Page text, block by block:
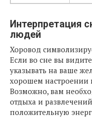
Интерпретация
людей
Хоровод
Если во сне вы
указывать на ваше
хорошем настроении
Возможно, вам
отдыха и
положительную